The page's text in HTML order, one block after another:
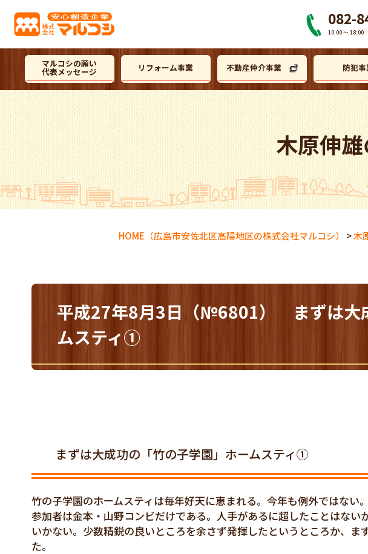
082-
10:00 〜 18:00
マルコシの願い
代表メッセージ リフォーム事業 不動産仲介事業 防犯
木原伸
HOME （広島市安佐北区高陽地区の株式会社マルコシ） >木
平成27年8月3日（№6801） まずは大
ムスティ①
まずは大成功の「竹の子学園」ホームスティ①
竹の子学園のホームスティは毎年好天に恵まれる。今年も例外ではない
参加者は金本・山野コンビだけである。人手があるに超したことはない
いかない。少数精鋭の良いところを余さず発揮したというところか、
た。